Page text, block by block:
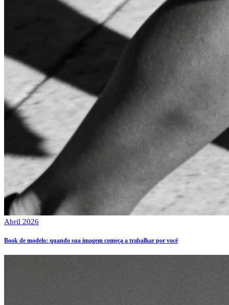
Abril 2026
Book de modelo: quando sua imagem começa a trabalhar por você